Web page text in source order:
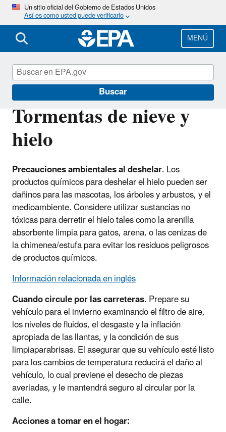
Pasar
al
contenido
principal
Un sitio oficial del Gobierno de Estados Unidos
Así es como usted puede verificarlo
MENÚ
Buscar
Tormentas de nieve y
hielo
Precauciones ambientales al deshelar. Los
productos químicos para deshelar el hielo pueden ser
dañinos para las mascotas, los árboles y arbustos, y el
medioambiente. Considere utilizar sustancias no
tóxicas para derretir el hielo tales como la arenilla
absorbente limpia para gatos, arena, o las cenizas de
la chimenea/estufa para evitar los residuos peligrosos
de productos químicos.
Información relacionada en inglés
Cuando circule por las carreteras. Prepare su
vehículo para el invierno examinando el filtro de aire,
los niveles de fluidos, el desgaste y la inflación
apropiada de las llantas, y la condición de sus
limpiaparabrisas. El asegurar que su vehículo esté listo
para los cambios de temperatura reducirá el daño al
vehículo, lo cual previene el desecho de piezas
averiadas, y le mantendrá seguro al circular por la
calle.
Acciones a tomar en el hogar:
EPA en español